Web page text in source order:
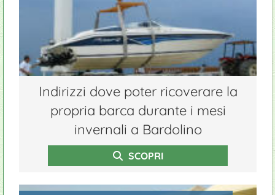
Indirizzi dove poter ricoverare la
propria barca durante i mesi
invernali a Bardolino
SCOPRI